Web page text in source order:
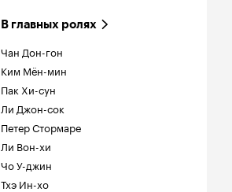
В главных ролях
Чан Дон-гон
Ким Мён-мин
Пак Хи-сун
Ли Джон-сок
Петер Стормаре
Ли Вон-хи
Чо У-джин
Тхэ Ин-хо